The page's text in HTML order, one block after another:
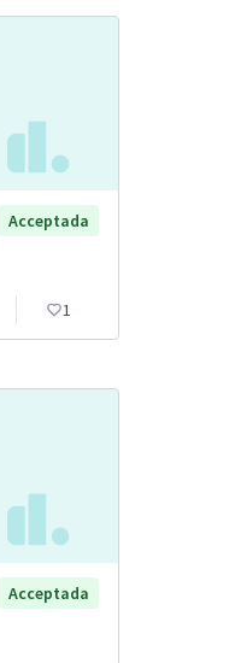
Acceptada
1
Acceptada